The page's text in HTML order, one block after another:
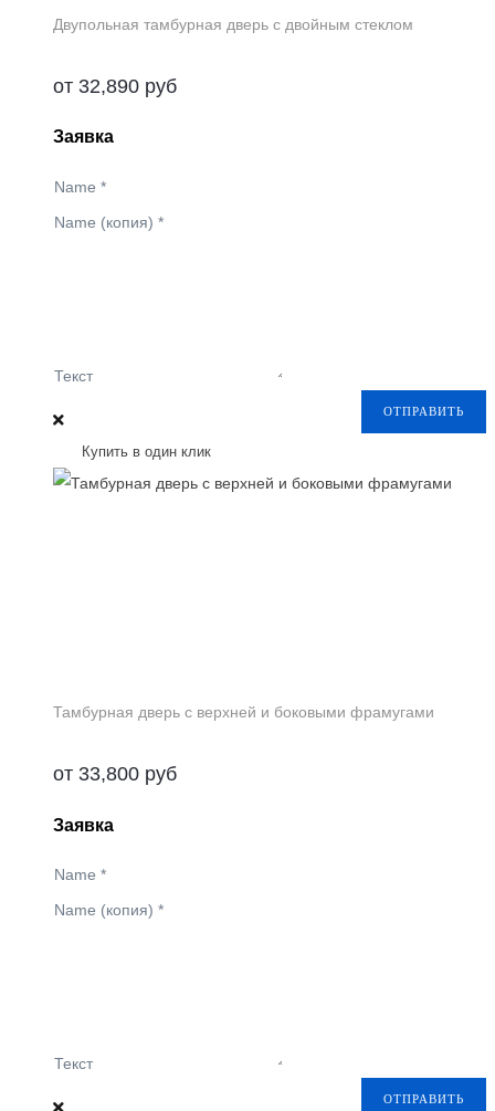
Двупольная тамбурная дверь с двойным стеклом
от 32,890 руб
Заявка
Name *
Name (копия) *
Текст
ОТПРАВИТЬ
Купить в один клик
Тамбурная дверь с верхней и боковыми фрамугами
от 33,800 руб
Заявка
Name *
Name (копия) *
Текст
ОТПРАВИТЬ